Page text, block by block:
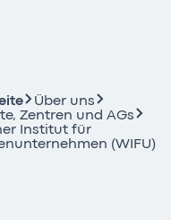
Über uns
Zentren und AGs
Institut für
(WIFU)